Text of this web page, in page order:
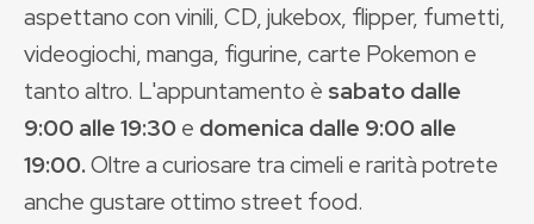
aspettano con vinili, CD, jukebox, flipper, fumetti,
videogiochi, manga, figurine, carte Pokemon e
tanto altro. L'appuntamento è sabato dalle
9:00 alle 19:30e domenica dalle 9:00 alle
19:00.Oltre a curiosare tra cimeli e rarità potrete
anche gustare ottimo street food.